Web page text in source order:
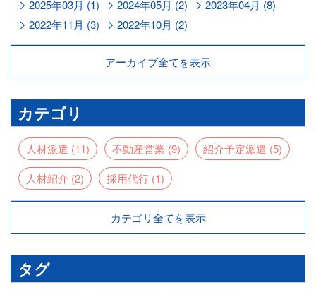
2025年03月 (1)
2024年05月 (2)
2023年04月 (8)
2022年11月 (3)
2022年10月 (2)
アーカイブ全てを表示
カテゴリ
人材派遣 (11) 不動産営業 (9)
紹介予定派遣 (5)
人材紹介 (2)
採用代行 (1)
カテゴリ全てを表示
タグ